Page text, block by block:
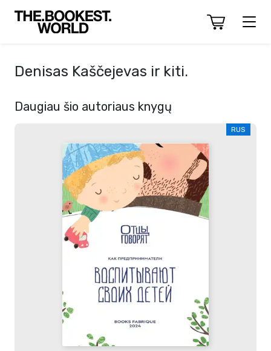
Denisas Kaščejevas ir kiti.
Daugiau šio autoriaus knygų
RUS